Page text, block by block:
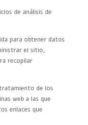
de análisis de
para obtener datos
el sitio,
recopilar
de los
web a las que
enlaces que